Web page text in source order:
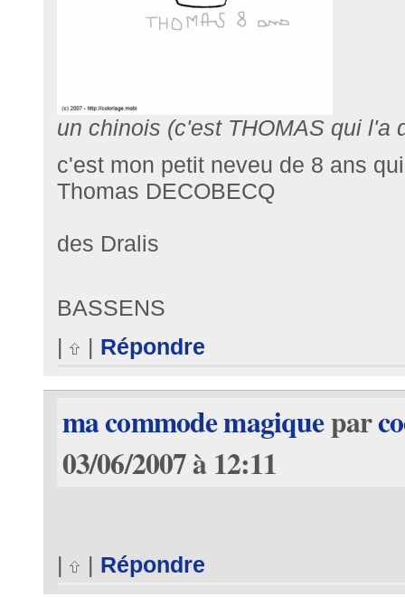
un chinois (c'est THOMAS qui l'a
c'est mon petit neveu de 8 ans
Thomas DECOBECQ
des Dralis
BASSENS
|
| Répondre
ma commode magiquepar
03/06/2007 à 12:11
| | Répondre